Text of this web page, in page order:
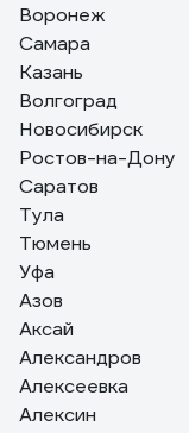
Пользователь
Соответствует
Воронеж
Самара
Казань
Волгоград
Новосибирск
Ростов-на-Дону
Саратов
Тула
Тюмень
Уфа
Азов
Аксай
Александров
Алексеевка
Алексин